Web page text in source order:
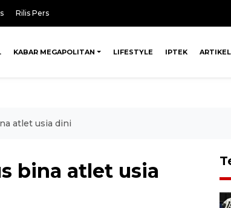
Rilis Pers
KABAR MEGAPOLITAN LIFESTYLE IPTEK ARTIKEL
atlet usia dini
bina atlet usia